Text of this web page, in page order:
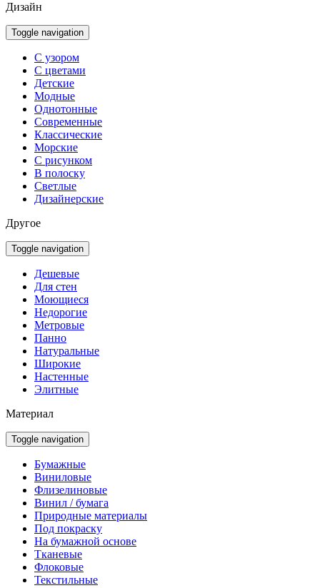
Дизайн
Toggle navigation
С узором
С цветами
Детские
Модные
Однотонные
Современные
Классические
Морские
С рисунком
В полоску
Светлые
Дизайнерские
Другое
Toggle navigation
Дешевые
Для стен
Моющиеся
Недорогие
Метровые
Панно
Натуральные
Широкие
Настенные
Элитные
Материал
Toggle navigation
Бумажные
Виниловые
Флизелиновые
Винил / бумага
Природные материалы
Под покраску
На бумажной основе
Тканевые
Флоковые
Текстильные